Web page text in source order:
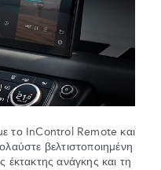
το InControl Remote και
βελτιστοποιημένη
έκτακτης ανάγκης και τη